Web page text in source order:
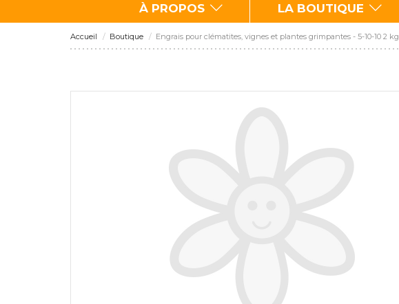
À PROPOS LA BOUTIQUE
Accueil Boutique Engrais pour clématites, vignes et plantes grimpantes - 5-10-10 2 kg